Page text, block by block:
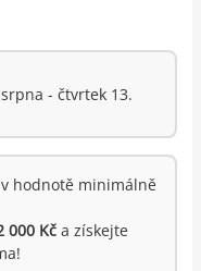
- čtvrtek 13.
hodnotě minimálně
000 Kča získejte